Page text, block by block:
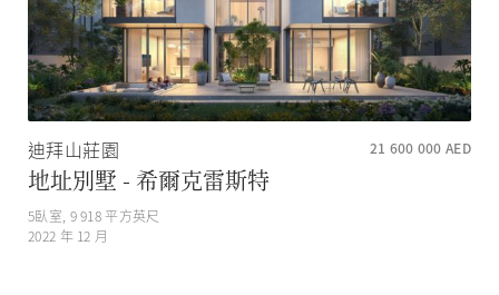
迪拜山莊園 21 600 000 AED
地址別墅 - 希爾克雷斯特
5臥室, 9 918 平方英尺
2022 年 12 月